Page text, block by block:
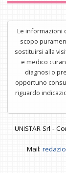
Le informazioni
scopo
sostituirsi alla
e medico
diagnosi o
opportuno
riguardo
UNISTAR Srl -
Mail: